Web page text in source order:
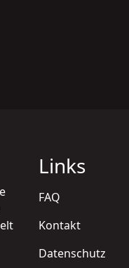
Links
FAQ
Kontakt
Datenschutz